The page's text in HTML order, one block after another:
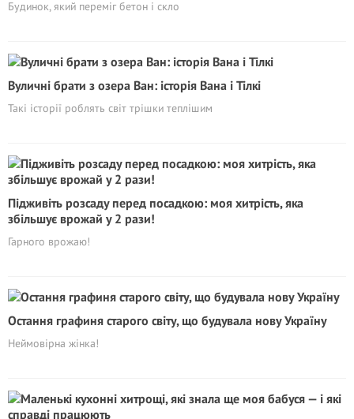
Будинок, який переміг бетон і скло
Вуличні брати з озера Ван: історія Вана і Тілкі
Такі історії роблять світ трішки теплішим
Підживіть розсаду перед посадкою: моя хитрість, яка
збільшує врожай у 2 рази!
Гарного врожаю!
Остання графиня старого світу, що будувала нову Україну
Неймовірна жінка!